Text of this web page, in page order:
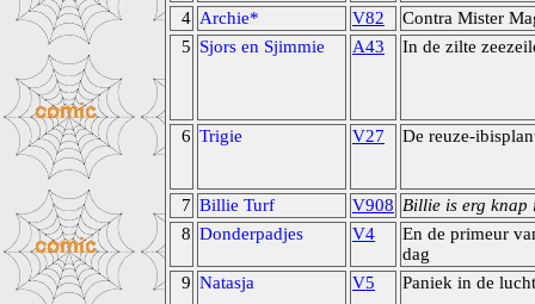
4 Archie* V82
Contra Mister
5 Sjors en Sjimmie A43 In de zilte
6 Trigie V27 De reuze-
7 Billie Turf V908 Billie is erg knap
8 Donderpadjes V4
En de primeur
dag
9 Natasja V5 Paniek in de lucht